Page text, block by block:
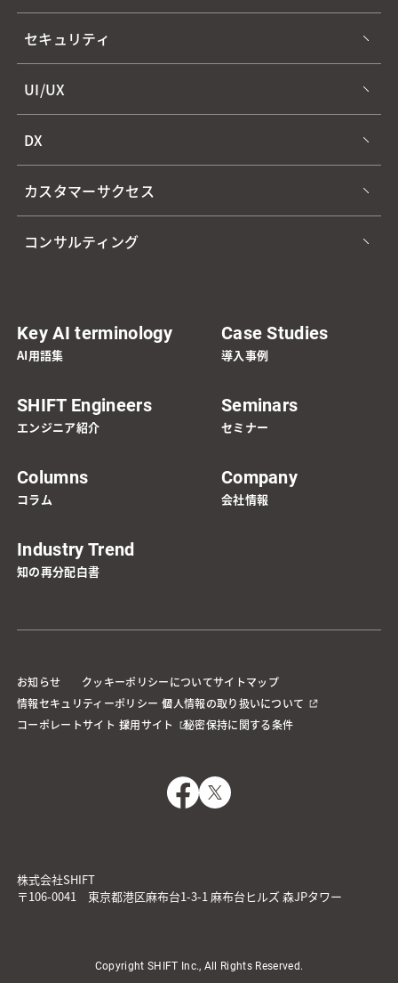
セキュリティ
UI/UX
DX
カスタマーサクセス
コンサルティング
Key AI terminology
AI用語集
Case Studies
導入事例
SHIFT Engineers
エンジニア紹介
Seminars
セミナー
Columns
コラム
Company
会社情報
Industry Trend
知の再分配白書
お知らせ クッキーポリシーについてサイトマップ
情報セキュリティーポリシー 個人情報の取り扱いについて
コーポレートサイト 採用サイト 秘密保持に関する条件
株式会社SHIFT
〒106-0041 東京都港区麻布台1-3-1 麻布台ヒルズ 森JPタワー
Copyright SHIFT Inc., All Rights Reserved.